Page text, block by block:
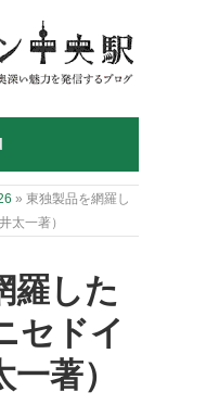
» 東独製品を網羅し
太一著）
羅した
セドイ
著）